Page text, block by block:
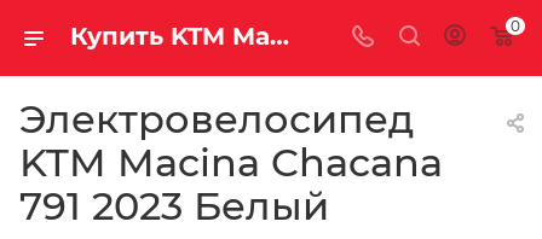
Купить KTM Macina Chacana 791 2023 Белый за рублей, а со скидкой 0
Электровелосипед
KTM Macina Chacana
791 2023 Белый